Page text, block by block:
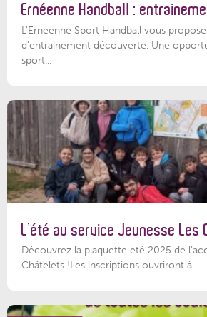
Ernéenne Handball :
L'Ernéenne Sport Handball vous
d'entrainement découverte. Une
sport...
L’été au service Jeunesse Les
Découvrez la plaquette été 2025 de
Châtelets !Les inscriptions ouvriront à...